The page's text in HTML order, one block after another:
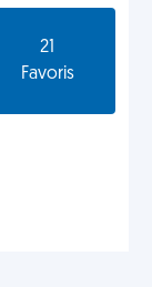
21
Favoris